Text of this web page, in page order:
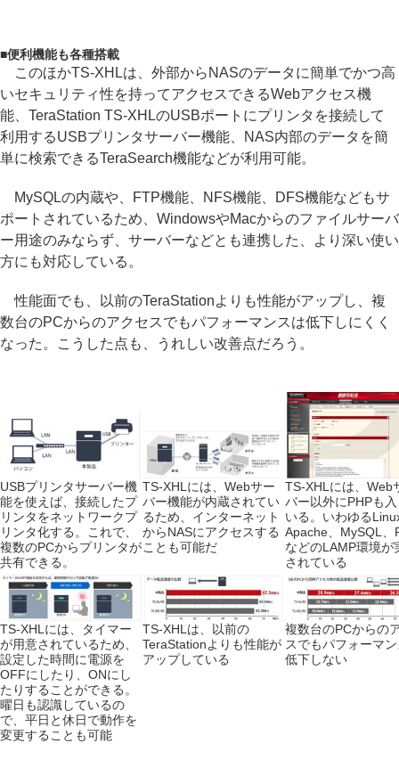
■便利機能も各種搭載
このほかTS-XHLは、外部からNASのデータに簡単でかつ高
いセキュリティ性を持ってアクセスできるWebアクセス機
能、TeraStation TS-XHLのUSBポートにプリンタを接続して
利用するUSBプリンタサーバー機能、NAS内部のデータを簡
単に検索できるTeraSearch機能などが利用可能。
MySQLの内蔵や、FTP機能、NFS機能、DFS機能などもサ
ポートされているため、WindowsやMacからのファイルサーバ
ー用途のみならず、サーバーなどとも連携した、より深い使い
方にも対応している。
性能面でも、以前のTeraStationよりも性能がアップし、複
数台のPCからのアクセスでもパフォーマンスは低下しにくく
なった。こうした点も、うれしい改善点だろう。
USBプリンタサーバー機
能を使えば、接続したプ
リンタをネットワークプ
リンタ化する。これで、
複数のPCからプリンタが
共有できる。
TS-XHLには、Webサー
バー機能が内蔵されてい
るため、インターネット
からNASにアクセスする
ことも可能だ
TS-XHLには、Web
バー以外にPHPも
いる。いわゆる
Apache、MySQL、
などのLAMP環境が
されている
TS-XHLには、タイマー
が用意されているため、
設定した時間に電源を
OFFにしたり、ONにし
たりすることができる。
曜日も認識しているの
で、平日と休日で動作を
変更することも可能
TS-XHLは、以前の
TeraStationよりも性能が
アップしている
複数台のPCからの
スでもパフォーマ
低下しない